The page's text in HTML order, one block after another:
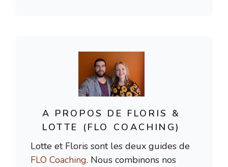
A PROPOS DE FLORIS &
LOTTE (FLO COACHING)
Lotte et Floris sont les deux guides de
FLO Coaching. Nous combinons nos